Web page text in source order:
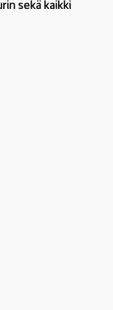
sekä kaikki